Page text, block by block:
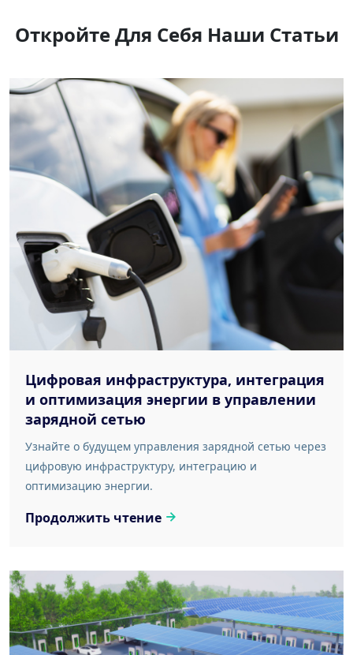
Откройте Для Себя Наши Статьи
Цифровая инфраструктура, интеграция
и оптимизация энергии в управлении
зарядной сетью
Узнайте о будущем управления зарядной сетью через
цифровую инфраструктуру, интеграцию и
оптимизацию энергии.
Продолжить чтение